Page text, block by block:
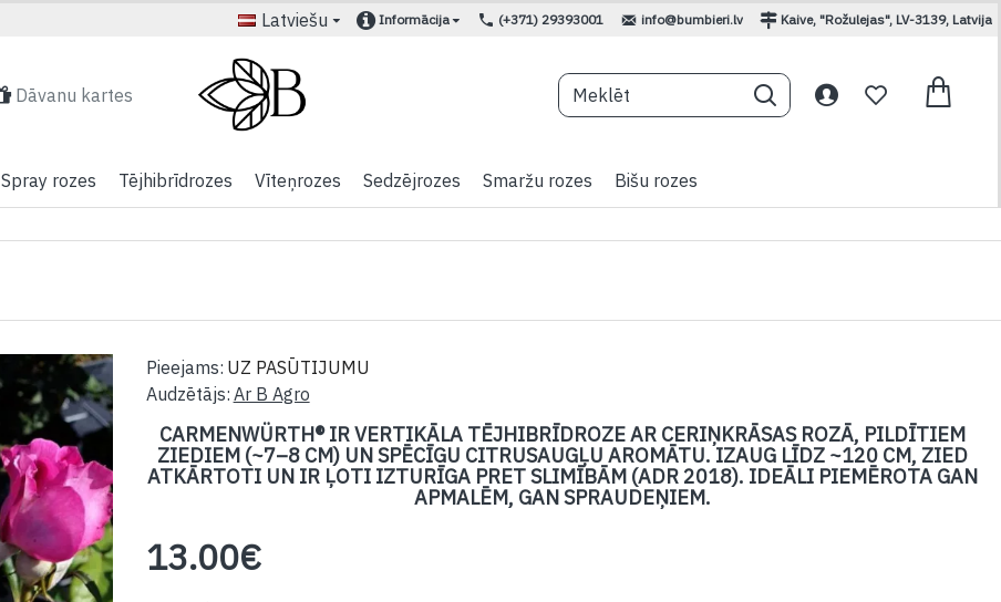
Latviešu Informācija (+371) 29393001 info@bumbieri.lv Kaive, "Rožulejas", LV-3139, Latvija
Dāvanu kartes
Spray rozes Tējhibrīdrozes Vīteņrozes Sedzējrozes Smaržu rozes Bišu rozes
CARMENWÜRTH® IR VERTIKĀLA TĒJHIBRĪDROZE AR CERIŅKRĀSAS ROZĀ, PILDĪTIEM
ZIEDIEM (~7–8 CM) UN SPĒCĪGU CITRUSAUGĻU AROMĀTU. IZAUG LĪDZ ~120 CM, ZIED
ATKĀRTOTI UN IR ĻOTI IZTURĪGA PRET SLIMĪBĀM (ADR 2018). IDEĀLI PIEMĒROTA GAN
APMALĒM, GAN SPRAUDEŅIEM.
Pieejams: UZ PASŪTIJUMU
Audzētājs: Ar B Agro
13.00€